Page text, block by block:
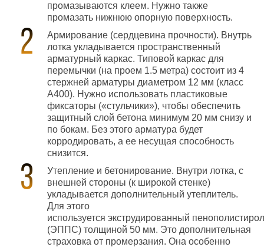
промазываются клеем. Нужно также
промазать нижнюю опорную поверхность.
Армирование (сердцевина прочности). Внутрь
лотка укладывается пространственный
арматурный каркас. Типовой каркас для
перемычки (на проем 1.5 метра) состоит из 4
стержней арматуры диаметром 12 мм (класс
A400). Нужно использовать пластиковые
фиксаторы («стульчики»), чтобы обеспечить
защитный слой бетона минимум 20 мм снизу и
по бокам. Без этого арматура будет
корродировать, а ее несущая способность
снизится.
Утепление и бетонирование. Внутри лотка, с
внешней стороны (к широкой стенке)
укладывается дополнительный утеплитель.
Для этого
используется экструдированный пенополистирол
(ЭППС) толщиной 50 мм. Это дополнительная
страховка от промерзания. Она особенно